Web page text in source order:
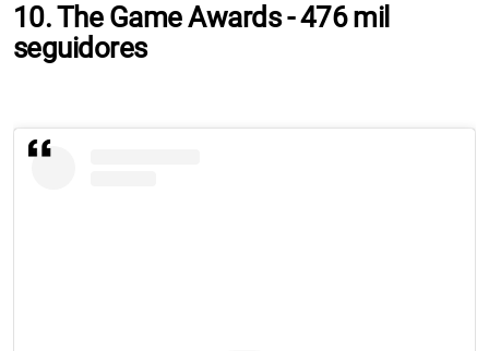
10. The Game Awards - 476 mil
seguidores